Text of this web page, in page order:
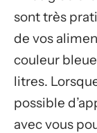
sont très
de vos
couleur
litres.
possible
avec vous